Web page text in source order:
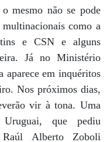
mesmo não se pode
como a
e CSN e alguns
Já no Ministério
aparece em inquéritos
Nos próximos dias,
vir à tona. Uma
que pediu
Alberto Zoboli